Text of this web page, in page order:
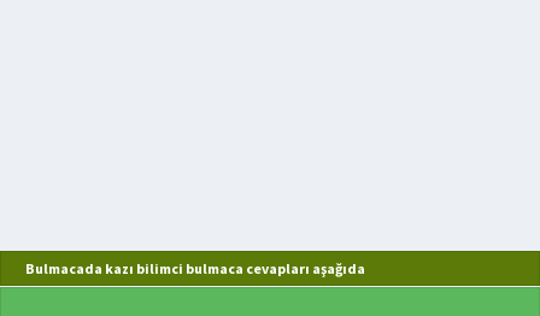
Bulmacada kazı bilimci bulmaca cevapları aşağıda